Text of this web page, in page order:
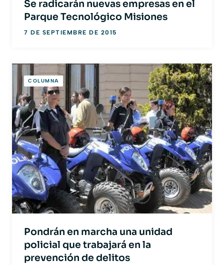
Se radicarán nuevas empresas en el
Parque Tecnológico Misiones
7 DE SEPTIEMBRE DE 2015
COLUMNA
Pondrán en marcha una unidad
policial que trabajará en la
prevención de delitos